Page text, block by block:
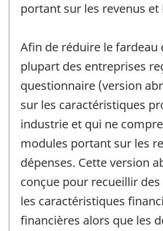
portant sur les revenus et
Afin de réduire le fardeau
plupart des entreprises
questionnaire (version
sur les caractéristiques
industrie et qui ne
modules portant sur les
dépenses. Cette version
conçue pour recueillir
les caractéristiques
financières alors que les